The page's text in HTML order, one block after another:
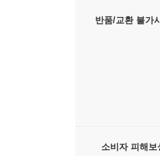
반품/교환 불가
소비자 피해보